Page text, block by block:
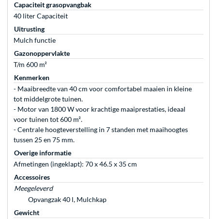
Capaciteit grasopvangbak
40 liter Capaciteit
Uitrusting
Mulch functie
Gazonoppervlakte
T/m 600 m²
Kenmerken
- Maaibreedte van 40 cm voor comfortabel maaien in kleine
tot middelgrote tuinen.
- Motor van 1800 W voor krachtige maaiprestaties, ideaal
voor tuinen tot 600 m².
- Centrale hoogteverstelling in 7 standen met maaihoogtes
tussen 25 en 75 mm.
Overige informatie
Afmetingen (ingeklapt): 70 x 46.5 x 35 cm
Accessoires
Meegeleverd
Opvangzak 40 l, Mulchkap
Gewicht